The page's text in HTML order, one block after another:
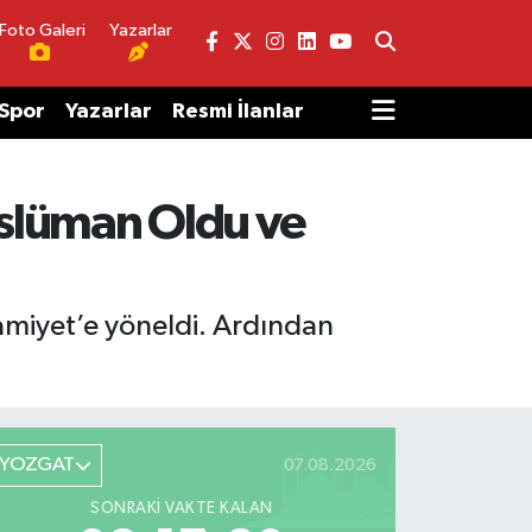
Foto Galeri Yazarlar
Yazarlar Resmi İlanlar
Oldu ve
yöneldi. Ardından
YOZGAT 07.08.2026
SONRAKI VAKTE KALAN